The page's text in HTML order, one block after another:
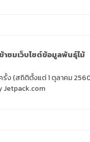
าชมเว็บไซต์ข้อมูลพันธุ์ไม้
รั้ง (สถิติตั้งแต่ 1 ตุลาคม
Jetpack.com